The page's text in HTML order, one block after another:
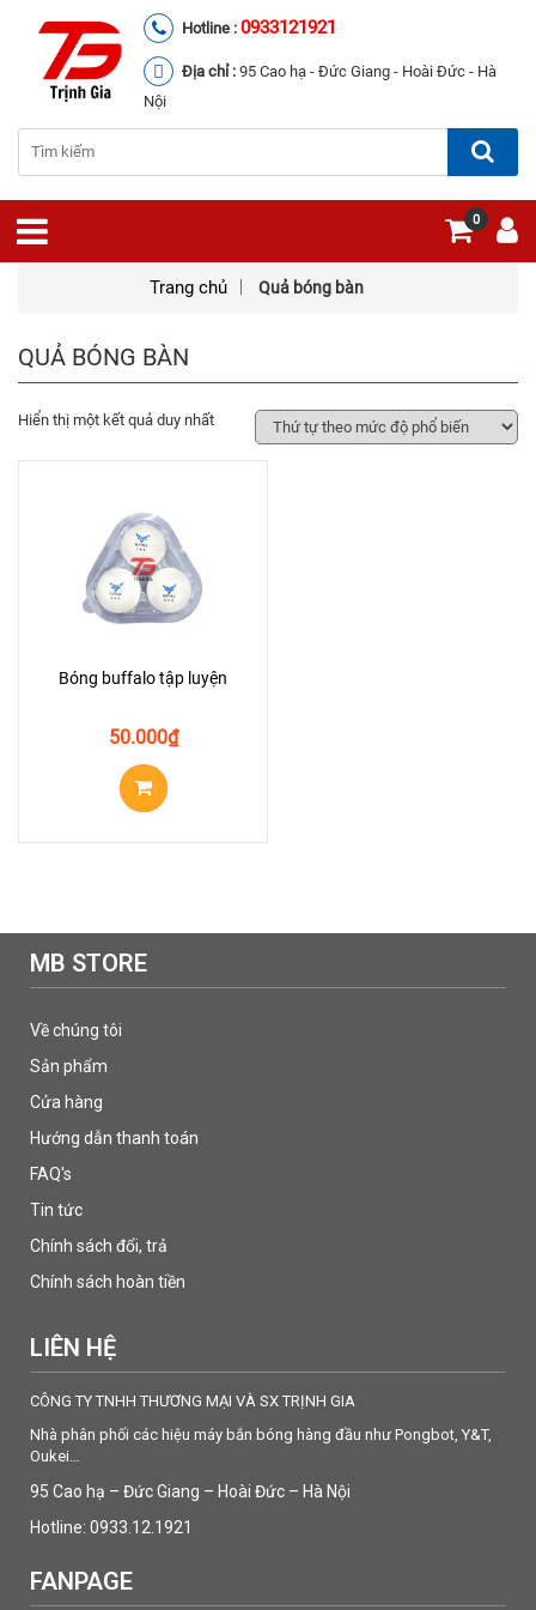
Hotline : 0933121921
Địa chỉ : 95 Cao hạ - Đức Giang - Hoài Đức - Hà
Nội
0
Trang chủ Quả bóng bàn
QUẢ BÓNG BÀN
Hiển thị một kết quả duy nhất
Bóng buffalo tập luyện
₫
50.000
MB STORE
Về chúng tôi
Sản phẩm
Cửa hàng
Hướng dẫn thanh toán
FAQ's
Tin tức
Chính sách đổi, trả
Chính sách hoàn tiền
LIÊN HỆ
CÔNG TY TNHH THƯƠNG MẠI VÀ SX TRỊNH GIA
Nhà phân phối các hiệu máy bắn bóng hàng đầu như Pongbot, Y&T,
Oukei…
95 Cao hạ – Đức Giang – Hoài Đức – Hà Nội
Hotline: 0933.12.1921
FANPAGE